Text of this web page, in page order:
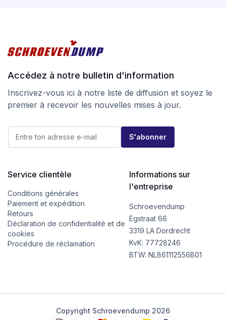
Accédez à notre bulletin d'information
Inscrivez-vous ici à notre liste de diffusion et soyez le
premier à recevoir les nouvelles mises à jour.
-
i
E
m
l
S'abonner
Service clientèle
Conditions générales
Paiement et expédition
Retours
Déclaration de confidentialité et de
cookies
Procédure de réclamation
Informations sur
l'entreprise
Schroevendump
Egstraat 66
3319 LA Dordrecht
KvK: 77728246
BTW: NL861112556B01
Copyright Schroevendump 2026